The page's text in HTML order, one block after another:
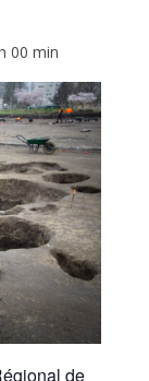
00 min
de